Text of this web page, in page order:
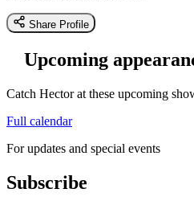
Share Profile
Upcoming
Catch Hector at these upcoming
Full calendar
For updates and special events
Subscribe